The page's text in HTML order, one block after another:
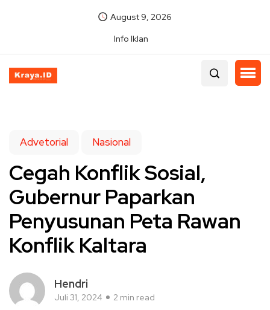
August 9, 2026
Info Iklan
Advetorial Nasional
Cegah Konflik Sosial,
Gubernur Paparkan
Penyusunan Peta Rawan
Konflik Kaltara
Hendri
Juli 31, 2024 2 min read